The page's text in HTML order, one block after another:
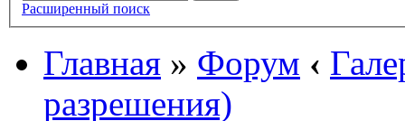
Расширенный поиск
Главная » Форум ‹
разрешения)